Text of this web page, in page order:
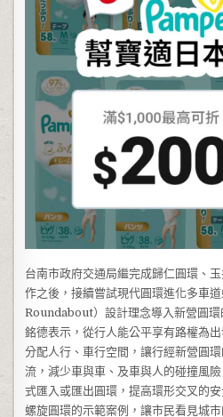
台南市政府交通局繼完成歸仁圓環、
作之後，接續嘗試現代圓環進化多車
Roundabout）設計理念導入新營圓
銘德表示，從行人能公平享有路權為
分配人行、車行空間，讓行經新營圓
流，減少車與車、及車與人的碰撞風
式匯入或匯出圓環，提高環形交叉的
螺旋圓環的示範案例，讓市民看見城市